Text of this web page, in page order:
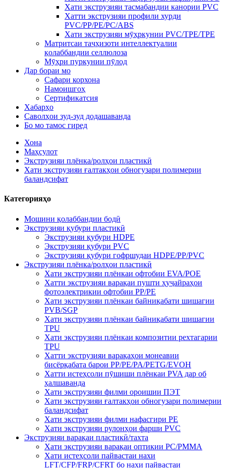
Хати экструзияи тасмабандии канории PVC
Хатти экструзияи профили хурди
PVC/PP/PE/PC/ABS
Хати экструзияи мӯҳркунии PVC/TPE/TPE
Матритсаи таҷҳизоти интеллектуалии
қолаббандии селлюлоза
Мӯҳри пуркунии пӯлод
Дар бораи мо
Сафари корхона
Намоишгоҳ
Сертификатсия
Хабарҳо
Саволҳои зуд-зуд додашаванда
Бо мо тамос гиред
Хона
Маҳсулот
Экструзияи плёнка/ролҳои пластикӣ
Хати экструзияи ғалтакҳои обногузари полимерии
баландсифат
Категорияҳо
Мошини қолаббандии бодӣ
Экструзияи қубури пластикӣ
Экструзияи қубури HDPE
Экструзияи қубури PVC
Экструзияи қубури гофршудаи HDPE/PP/PVC
Экструзияи плёнка/ролҳои пластикӣ
Хати экструзияи плёнкаи офтобии EVA/POE
Хатти экструзияи варақаи пушти ҳуҷайраҳои
фотоэлектрикии офтобии PP/PE
Хати экструзияи плёнкаи байниқабати шишагии
PVB/SGP
Хати экструзияи плёнкаи байниқабати шишагии
TPU
Хати экструзияи плёнкаи композитии рехтагарии
TPU
Хатти экструзияи варақаҳои монеавии
бисёрқабата барои PP/PE/PA/PETG/EVOH
Хатти истеҳсоли пӯшиши плёнкаи PVA дар об
ҳалшаванда
Хати экструзияи филми ороишии ПЭТ
Хати экструзияи ғалтакҳои обногузари полимерии
баландсифат
Хати экструзияи филми нафасгири PE
Хати экструзияи рулонҳои фарши PVC
Экструзияи варақаи пластикӣ/тахта
Хати экструзияи варақаи оптикии PC/PMMA
Хати истеҳсоли пайвастаи нахи
LFT/CFP/FRP/CFRT бо нахи пайвастаи